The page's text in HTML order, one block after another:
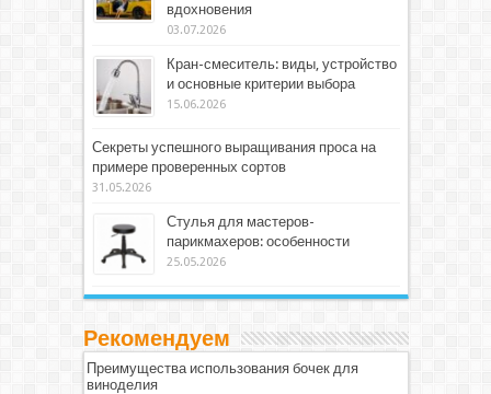
вдохновения
03.07.2026
Кран-смеситель: виды, устройство
и основные критерии выбора
15.06.2026
Секреты успешного выращивания проса на
примере проверенных сортов
31.05.2026
Стулья для мастеров-
парикмахеров: особенности
25.05.2026
Рекомендуем
Преимущества использования бочек для
виноделия